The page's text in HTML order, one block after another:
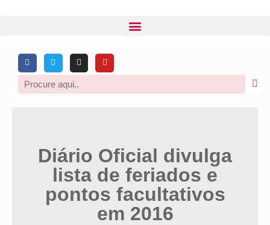
Diário Oficial divulga
lista de feriados e
pontos facultativos
em 2016